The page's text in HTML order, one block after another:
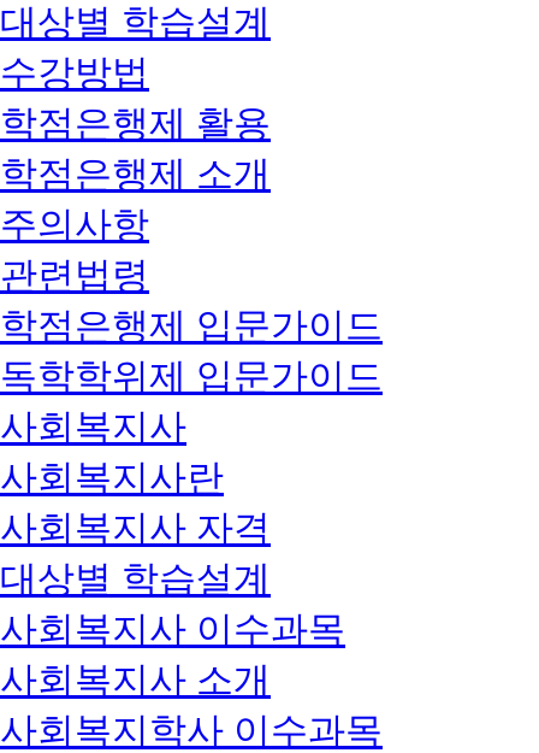
대상별 학습설계
수강방법
학점은행제 활용
학점은행제 소개
주의사항
관련법령
학점은행제 입문가이드
독학학위제 입문가이드
사회복지사
사회복지사란
사회복지사 자격
대상별 학습설계
사회복지사 이수과목
사회복지사 소개
사회복지학사 이수과목